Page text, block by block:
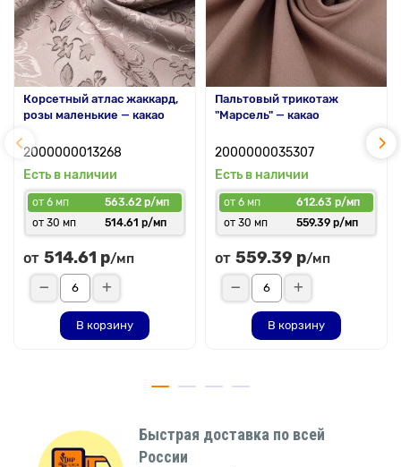
Корсетный атлас жаккард,
розы маленькие — какао
2000000013268
Есть в наличии
от 6 мп
563.62 р/мп
от 30 мп
514.61 р/мп
от 514.61 р/мп
В корзину
Пальтовый трикотаж
"Марсель" — какао
2000000035307
Есть в наличии
от 6 мп
612.63 р/мп
от 30 мп
559.39 р/мп
от 559.39 р/мп
В корзину
Быстрая доставка по всей
России